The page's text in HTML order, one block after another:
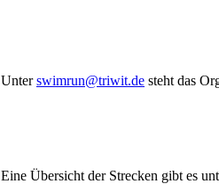
Unterswimrun@triwit.de steht das
Eine Übersicht der Strecken gibt es